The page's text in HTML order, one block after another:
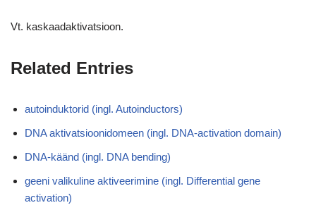
Vt. kaskaadaktivatsioon.
Related Entries
autoinduktorid (ingl. Autoinductors)
DNA aktivatsioonidomeen (ingl. DNA-activation domain)
DNA-käänd (ingl. DNA bending)
geeni valikuline aktiveerimine (ingl. Differential gene
activation)